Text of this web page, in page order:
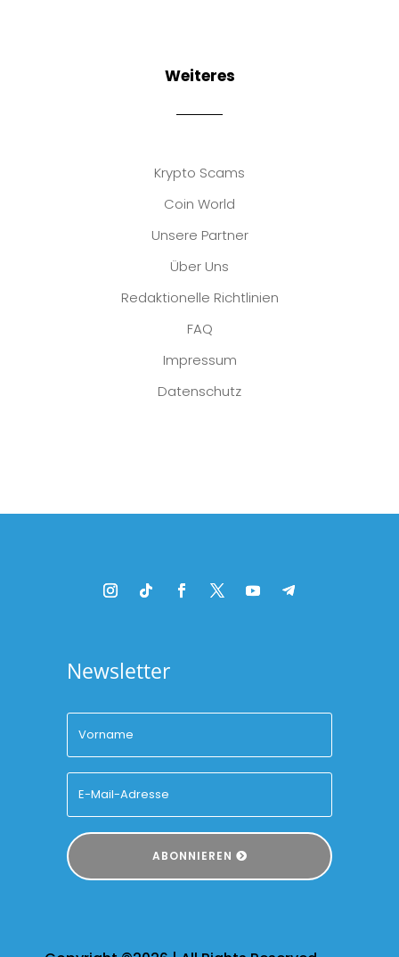
Weiteres
Krypto Scams
Coin World
Unsere Partner
Über Uns
Redaktionelle Richtlinien
FAQ
Impressum
Datenschutz
Newsletter
ABONNIEREN